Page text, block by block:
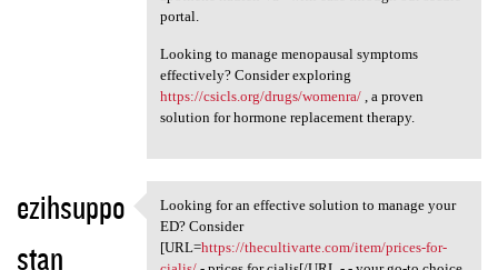
portal.
Looking to manage menopausal symptoms
effectively? Consider exploring
https://csicls.org/drugs/womenra/, a proven
solution for hormone replacement therapy.
ezihsuppo
stan
Looking for an effective
Looking for an effective solution to manage your
ED? Consider
[URL=https://thecultivarte.com/item/prices-for-